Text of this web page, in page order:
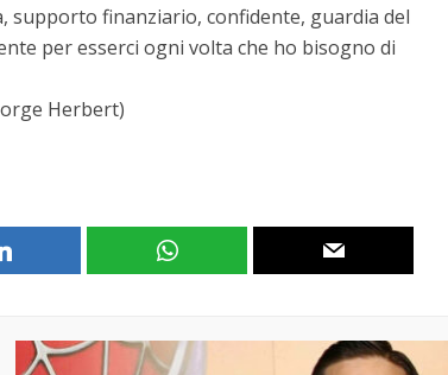
supporto finanziario, confidente, guardia del
per esserci ogni volta che ho bisogno di
Herbert)